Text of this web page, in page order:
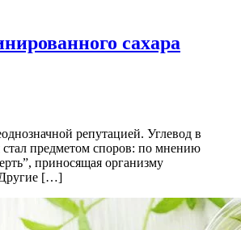
сахара
репутацией. Углевод в
стал предметом споров: по мнению
приносящая организму
Другие […]